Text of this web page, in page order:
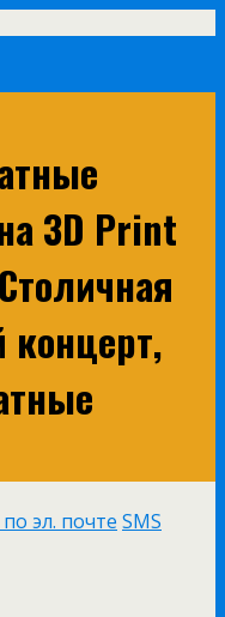
3D Print
концерт,
эл. почте SMS